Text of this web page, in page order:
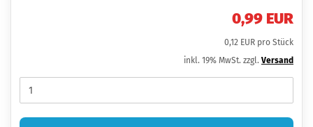
0,99 EUR
0,12 EUR pro Stück
inkl. 19% MwSt. zzgl. Versand